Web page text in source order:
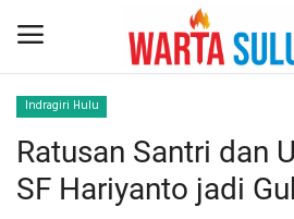
Home
NEWS
Indragiri Hulu
Ratusan Santri dan
SF Hariyanto jadi